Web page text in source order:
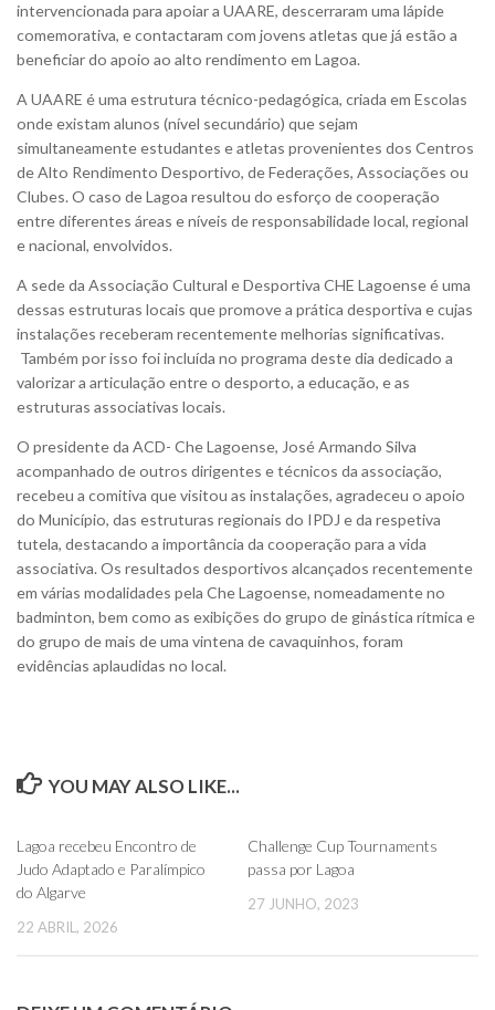
intervencionada para apoiar a UAARE, descerraram uma lápide
comemorativa, e contactaram com jovens atletas que já estão a
beneficiar do apoio ao alto rendimento em Lagoa.
A UAARE é uma estrutura técnico-pedagógica, criada em Escolas
onde existam alunos (nível secundário) que sejam
simultaneamente estudantes e atletas provenientes dos Centros
de Alto Rendimento Desportivo, de Federações, Associações ou
Clubes. O caso de Lagoa resultou do esforço de cooperação
entre diferentes áreas e níveis de responsabilidade local, regional
e nacional, envolvidos.
A sede da Associação Cultural e Desportiva CHE Lagoense é uma
dessas estruturas locais que promove a prática desportiva e cujas
instalações receberam recentemente melhorias significativas.
Também por isso foi incluída no programa deste dia dedicado a
valorizar a articulação entre o desporto, a educação, e as
estruturas associativas locais.
O presidente da ACD- Che Lagoense, José Armando Silva
acompanhado de outros dirigentes e técnicos da associação,
recebeu a comitiva que visitou as instalações, agradeceu o apoio
do Município, das estruturas regionais do IPDJ e da respetiva
tutela, destacando a importância da cooperação para a vida
associativa. Os resultados desportivos alcançados recentemente
em várias modalidades pela Che Lagoense, nomeadamente no
badminton, bem como as exibições do grupo de ginástica rítmica e
do grupo de mais de uma vintena de cavaquinhos, foram
evidências aplaudidas no local.
YOU MAY ALSO LIKE...
Lagoa recebeu Encontro de
Judo Adaptado e Paralímpico
do Algarve
22 ABRIL, 2026
Challenge Cup Tournaments
passa por Lagoa
27 JUNHO, 2023